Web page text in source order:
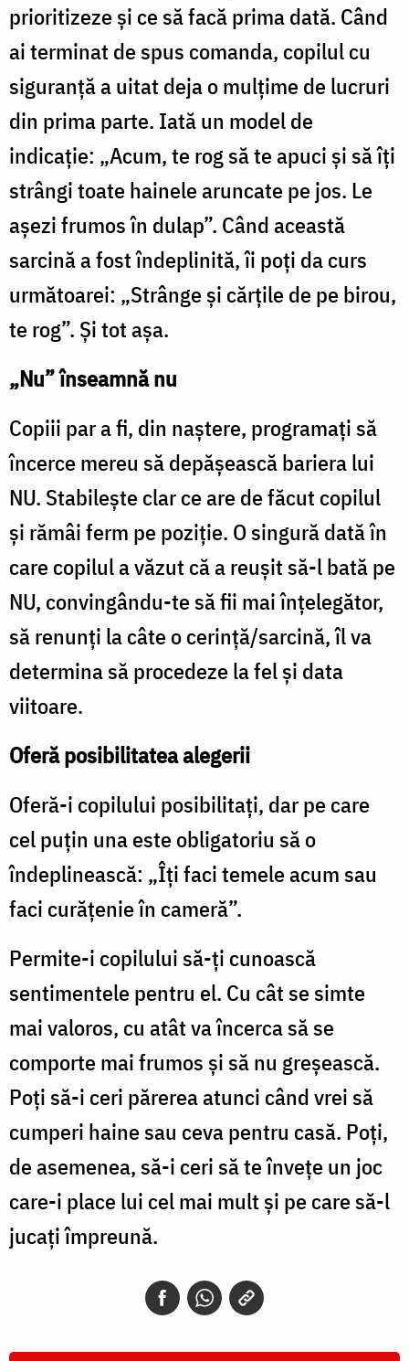
prioritizeze şi ce să facă prima dată. Când
ai terminat de spus comanda, copilul cu
siguranţă a uitat deja o mulţime de lucruri
din prima parte. Iată un model de
indicație: „Acum, te rog să te apuci şi să îţi
strângi toate hainele aruncate pe jos. Le
aşezi frumos în dulap”. Când această
sarcină a fost îndeplinită, îi poţi da curs
următoarei: „Strânge şi cărţile de pe birou,
te rog”. Şi tot aşa.
„Nu” înseamnă nu
Copiii par a fi, din naştere, programaţi să
încerce mereu să depăşească bariera lui
NU. Stabileşte clar ce are de făcut copilul
şi rămâi ferm pe poziţie. O singură dată în
care copilul a văzut că a reuşit să-l bată pe
NU, convingându-te să fii mai înţelegător,
să renunţi la câte o cerinţă/sarcină, îl va
determina să procedeze la fel şi data
viitoare.
Oferă posibilitatea alegerii
Oferă-i copilului posibilitaţi, dar pe care
cel puţin una este obligatoriu să o
îndeplinească: „Îţi faci temele acum sau
faci curăţenie în cameră”.
Permite-i copilului să-ţi cunoască
sentimentele pentru el. Cu cât se simte
mai valoros, cu atât va încerca să se
comporte mai frumos şi să nu greşească.
Poţi să-i ceri părerea atunci când vrei să
cumperi haine sau ceva pentru casă. Poţi,
de asemenea, să-i ceri să te înveţe un joc
care-i place lui cel mai mult şi pe care să-l
jucaţi împreună.